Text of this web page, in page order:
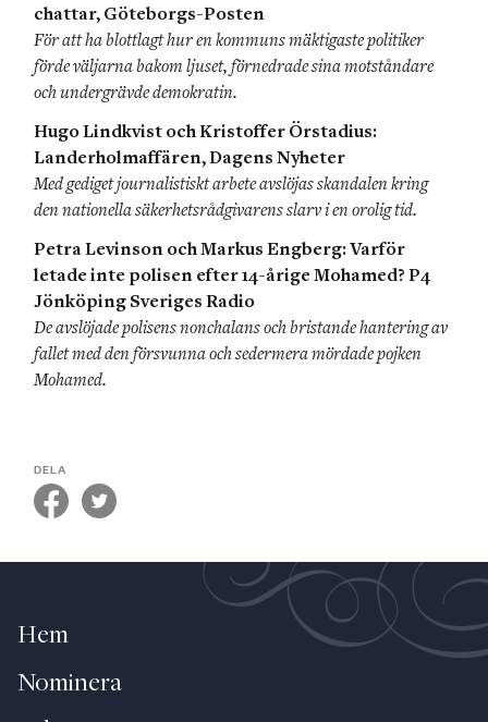
chattar, Göteborgs-Posten
För att ha blottlagt hur en kommuns mäktigaste politiker
förde väljarna bakom ljuset, förnedrade sina motståndare
och undergrävde demokratin.
Hugo Lindkvist och Kristoffer Örstadius:
Landerholmaffären, Dagens Nyheter
Med gediget journalistiskt arbete avslöjas skandalen kring
den nationella säkerhetsrådgivarens slarv i en orolig tid.
Petra Levinson och Markus Engberg: Varför
letade inte polisen efter 14-årige Mohamed? P4
Jönköping Sveriges Radio
De avslöjade polisens nonchalans och bristande hantering av
fallet med den försvunna och sedermera mördade pojken
Mohamed.
DELA
Hem
Nominera